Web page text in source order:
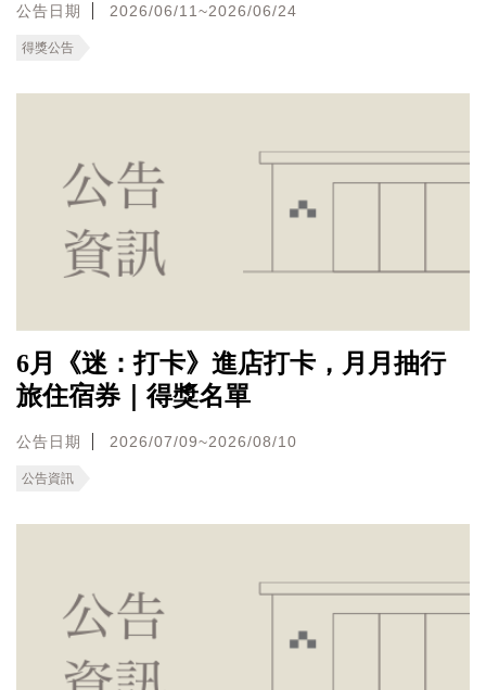
公告日期 2026/06/11~2026/06/24
得獎公告
6月《迷：打卡》進店打卡，月月抽行
旅住宿券｜得獎名單
公告日期 2026/07/09~2026/08/10
公告資訊